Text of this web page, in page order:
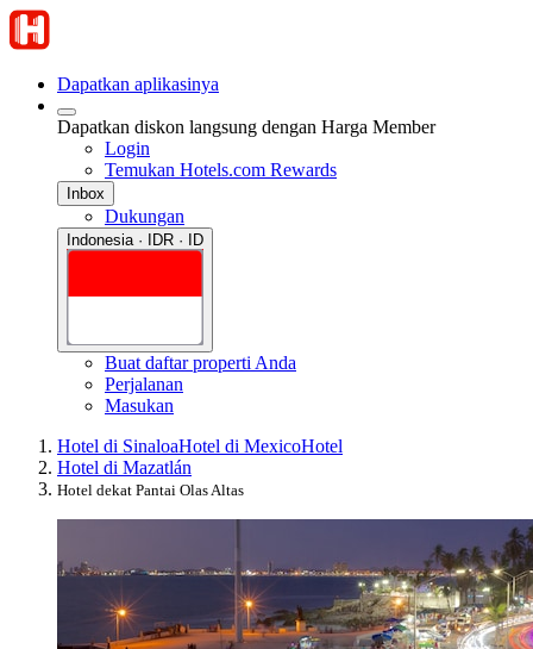
Dapatkan aplikasinya
Dapatkan diskon langsung dengan Harga Member
Login
Temukan Hotels.com Rewards
Inbox
Dukungan
Indonesia · IDR · ID
Buat daftar properti Anda
Perjalanan
Masukan
Hotel di SinaloaHotel di MexicoHotel
Hotel di Mazatlán
Hotel dekat Pantai Olas Altas